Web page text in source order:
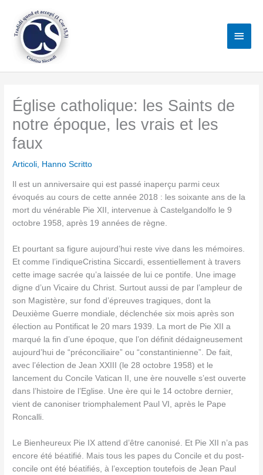
contenuto
Église catholique: les Saints de
notre époque, les vrais et les
faux
Articoli, Hanno Scritto
Il est un anniversaire qui est passé inaperçu parmi ceux
évoqués au cours de cette année 2018 : les soixante ans de la
mort du vénérable Pie XII, intervenue à Castelgandolfo le 9
octobre 1958, après 19 années de règne.
Et pourtant sa figure aujourd’hui reste vive dans les mémoires.
Et comme l’indiqueCristina Siccardi, essentiellement à travers
cette image sacrée qu’a laissée de lui ce pontife. Une image
digne d’un Vicaire du Christ. Surtout aussi de par l’ampleur de
son Magistère, sur fond d’épreuves tragiques, dont la
Deuxième Guerre mondiale, déclenchée six mois après son
élection au Pontificat le 20 mars 1939. La mort de Pie XII a
marqué la fin d’une époque, que l’on définit dédaigneusement
aujourd’hui de “préconciliaire” ou “constantinienne”. De fait,
avec l’élection de Jean XXIII (le 28 octobre 1958) et le
lancement du Concile Vatican II, une ère nouvelle s’est ouverte
dans l’histoire de l’Eglise. Une ère qui le 14 octobre dernier,
vient de canoniser triomphalement Paul VI, après le Pape
Roncalli.
Le Bienheureux Pie IX attend d’être canonisé. Et Pie XII n’a pas
encore été béatifié. Mais tous les papes du Concile et du post-
concile ont été béatifiés, à l’exception toutefois de Jean Paul